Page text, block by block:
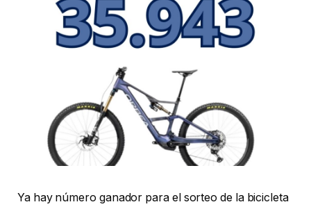
Ya hay número ganador para el sorteo de la bicicleta